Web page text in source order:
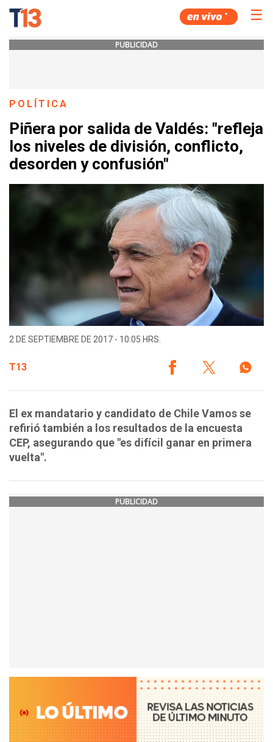
☰
PUBLICIDAD
POLÍTICA
Piñera por salida de Valdés: "refleja
los niveles de división, conflicto,
desorden y confusión"
2 DE SEPTIEMBRE DE 2017 - 10:05 HRS.
T13
El ex mandatario y candidato de Chile Vamos se
refirió también a los resultados de la encuesta
CEP, asegurando que "es difícil ganar en primera
vuelta".
PUBLICIDAD